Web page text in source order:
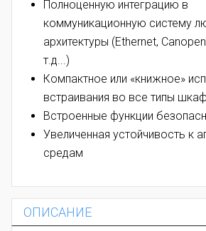
Полноценную интеграцию в
коммуникационную систему
архитектуры (Ethernet,
т.д...)
Компактное или «книжное»
встраивания во все типы
Встроенные функции
Увеличенная устойчивость к
средам
ОПИСАНИЕ